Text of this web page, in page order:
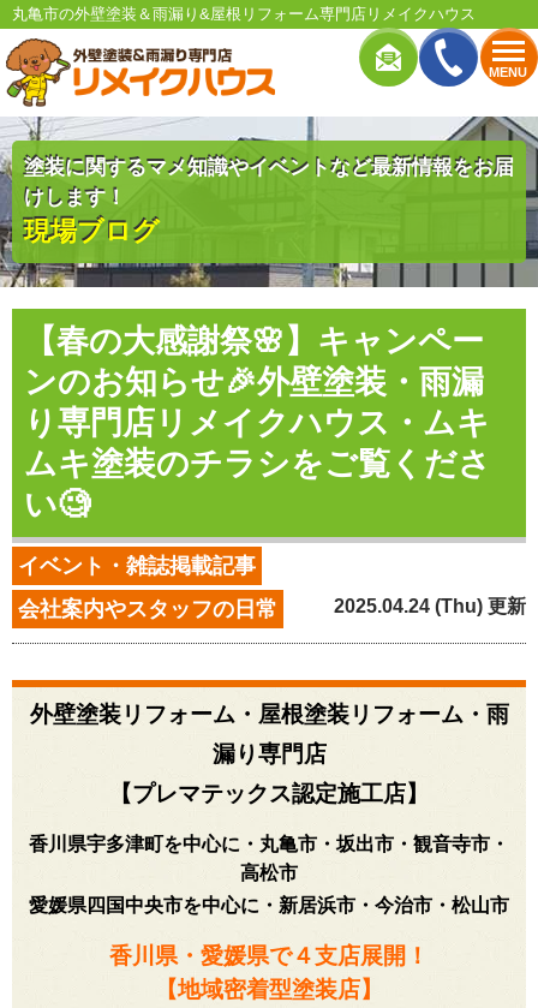
MENU
丸亀市の外壁塗装＆雨漏り&屋根リフォーム専門店リメイクハウス
塗装に関するマメ知識やイベントなど最新情報をお届
けします！
現場ブログ
【春の大感謝祭🌸】キャンペー
ンのお知らせ🎉外壁塗装・雨漏
り専門店リメイクハウス・ムキ
ムキ塗装のチラシをご覧くださ
い🧐
イベント・雑誌掲載記事
会社案内やスタッフの日常
2025.04.24 (Thu) 更新
外壁塗装リフォーム・屋根塗装リフォーム・雨
漏り専門店
【プレマテックス認定施工店】
香川県宇多津町を中心に・丸亀市・坂出市・観音寺市・
高松市
愛媛県四国中央市を中心に・新居浜市・今治市・松山市
香川県・愛媛県で４支店展開！
【地域密着型塗装店】